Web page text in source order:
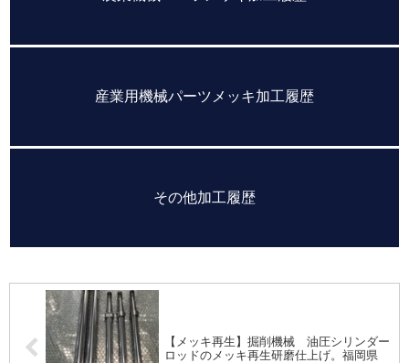
産業用機械パーツメッキ加工履歴
その他加工履歴
【メッキ再生】掘削機械 油圧シリンダー
ロッドのメッキ再生研磨仕上げ。福岡県